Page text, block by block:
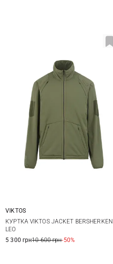
S M L XL
XXL
VIKTOS
КУРТКА VIKTOS JACKET BERSHERKEN
LEO
5 300 грн10 600 грн-50%